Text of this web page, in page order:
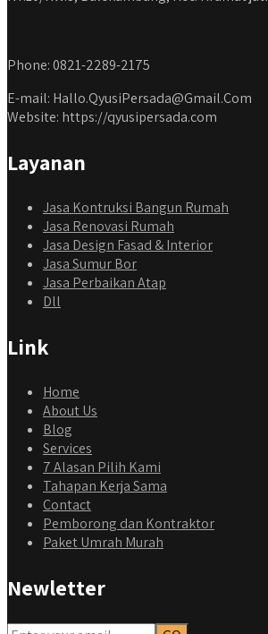
qyusipersada
Phone: 0821-2289-2175
E-mail: Hallo.QyusiPersada@Gmail.Com
Website: https://qyusipersada.com
Layanan
Jasa Kontruksi Bangun Rumah
Jasa Renovasi Rumah
Jasa Design Fasad & Interior
Jasa Sumur Bor
Jasa Perbaikan Atap
Dll
Link
Home
About Us
Blog
Services
7 Alasan Pilih Kami
Tahapan Kerja Sama
Contact
Pemborong dan Kontraktor
Paket Umrah Murah
Newletter